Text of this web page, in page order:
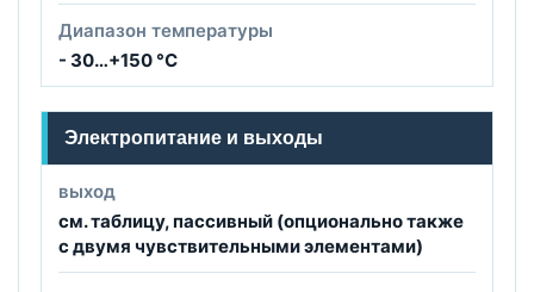
Диапазон температуры
- 30…+150 °C
Электропитание и выходы
выход
см. таблицу, пассивный (опционально также
с двумя чувствительными элементами)